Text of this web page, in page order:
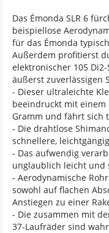
Das Émonda SLR 6
beispiellose
für das Émonda
Außerdem profitierst
elektronischer 105
äußerst zuverlässigen
- Dieser ultraleichte
beeindruckt mit einem
Gramm und fährt sich
- Die drahtlose
schnellere,
- Das aufwendig
unglaublich leicht und
- Aerodynamische
sowohl auf flachen
Anstiegen zu einer
- Die zusammen mit
37-Laufräder sind